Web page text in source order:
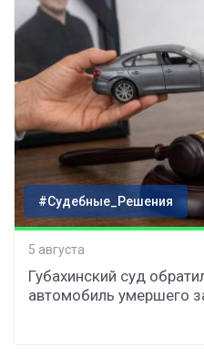
#Судебные_Решения
5 августа
Губахинский суд
автомобиль умершего